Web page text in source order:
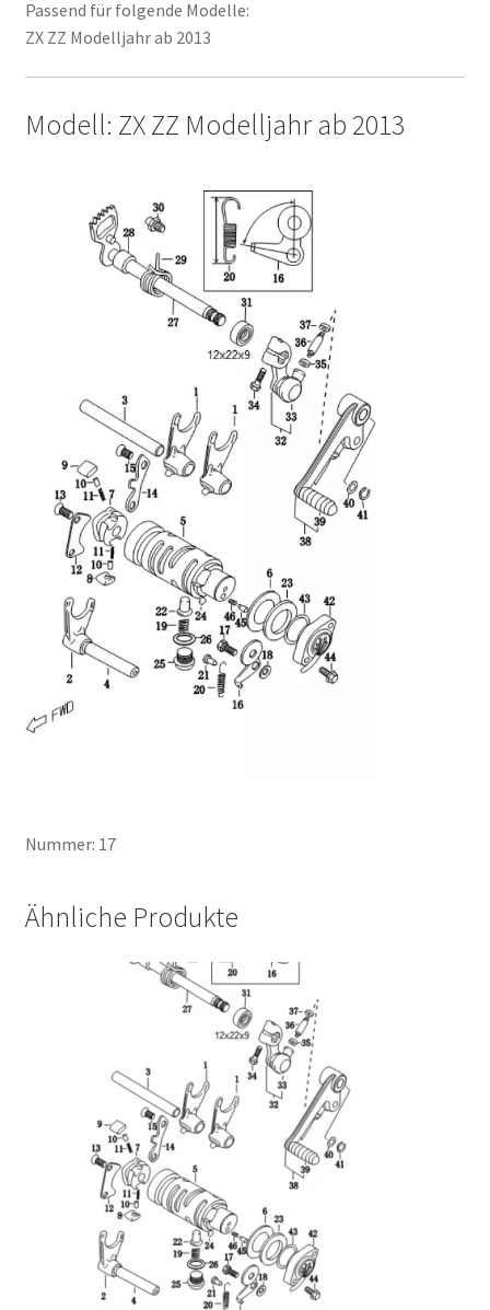
Passend für folgende Modelle:
ZX ZZ Modelljahr ab 2013
Modell: ZX ZZ Modelljahr ab 2013
Nummer: 17
Ähnliche Produkte